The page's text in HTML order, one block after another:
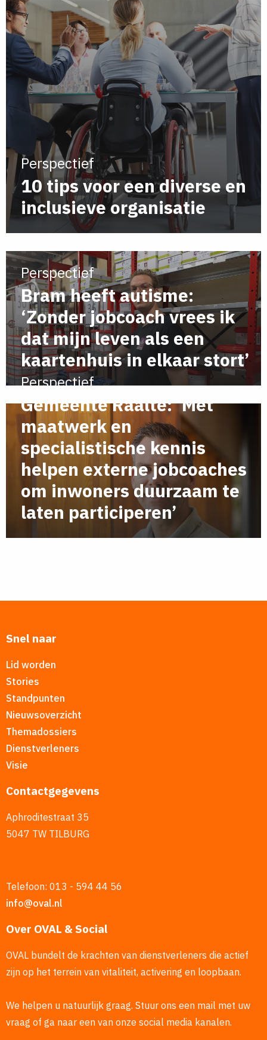
Perspectief
10 tips voor een diverse en
inclusieve organisatie
Perspectief
Bram heeft autisme:
‘Zonder jobcoach vrees ik
dat mijn leven als een
kaartenhuis in elkaar stort’
Perspectief
Gemeente Raalte: ‘Met
maatwerk en
specialistische kennis
helpen externe jobcoaches
om inwoners duurzaam te
laten participeren’
Snel naar
Lid worden
Stories
Standpunten
Nieuwsoverzicht
Themadossiers
Dienstverleners
Visie
Contactgegevens
Aphroditestraat 35
5047 TW TILBURG
Telefoon: 013 - 594 44 56
info@oval.nl
Over OVAL & Social
OVAL bundelt de krachten van dienstverleners die actief
zijn op het terrein van vitaliteit, activering en loopbaan.
We helpen u natuurlijk graag. Stuur ons een mail met uw
vraag of ga naar een van onze social media kanalen.